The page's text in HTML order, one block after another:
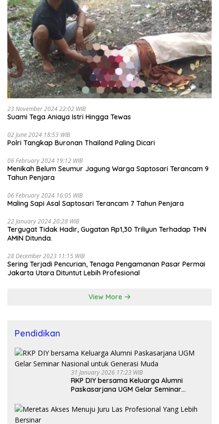
23 November 2024 22:02 WIB
Suami Tega Aniaya Istri Hingga Tewas
02 June 2024 18:53 WIB
Polri Tangkap Buronan Thailand Paling Dicari
06 February 2024 19:12 WIB
Menikah Belum Seumur Jagung Warga Saptosari Terancam 9
Tahun Penjara
06 February 2024 16:05 WIB
Maling Sapi Asal Saptosari Terancam 7 Tahun Penjara
22 January 2024 20:28 WIB
Tergugat Tidak Hadir, Gugatan Rp1,30 Triliyun Terhadap THN
AMIN Ditunda.
28 December 2023 11:15 WIB
Sering Terjadi Pencurian, Tenaga Pengamanan Pasar Permai
Jakarta Utara Dituntut Lebih Profesional
View More
Pendidikan
31 January 2026 17:23 WIB
RKP DIY bersama Keluarga Alumni
Paskasarjana UGM Gelar Seminar